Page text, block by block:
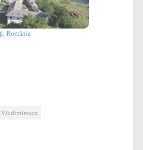
România